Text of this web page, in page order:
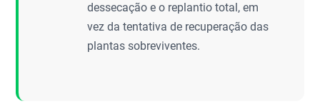
dessecação e o replantio total, em
vez da tentativa de recuperação das
plantas sobreviventes.